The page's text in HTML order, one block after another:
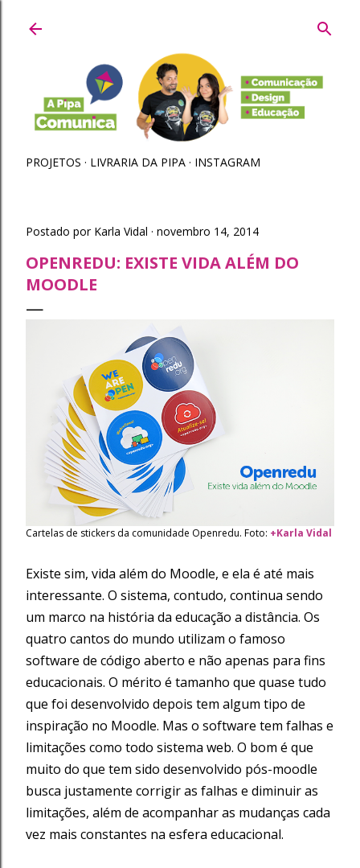
PROJETOS LIVRARIA DA PIPA INSTAGRAM
Postado por Karla Vidal novembro 14, 2014
OPENREDU: EXISTE VIDA ALÉM DO
MOODLE
Cartelas de stickers da comunidade Openredu. Foto: +Karla Vidal
Existe sim, vida além do Moodle, e ela é até mais
interessante. O sistema, contudo, continua sendo
um marco na história da educação a distância. Os
quatro cantos do mundo utilizam o famoso
software de código aberto e não apenas para fins
educacionais. O mérito é tamanho que quase tudo
que foi desenvolvido depois tem algum tipo de
inspiração no Moodle. Mas o software tem falhas e
limitações como todo sistema web. O bom é que
muito do que tem sido desenvolvido pós-moodle
busca justamente corrigir as falhas e diminuir as
limitações, além de acompanhar as mudanças cada
vez mais constantes na esfera educacional.